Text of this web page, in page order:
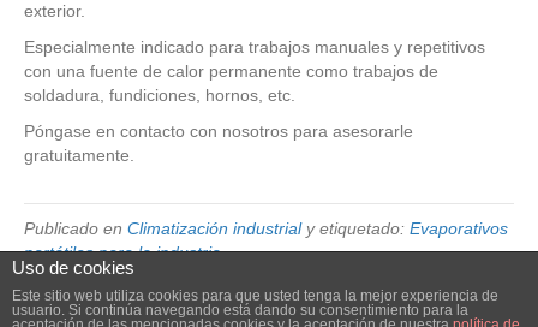
exterior.
Especialmente indicado para trabajos manuales y repetitivos
con una fuente de calor permanente como trabajos de
soldadura, fundiciones, hornos, etc.
Póngase en contacto con nosotros para asesorarle
gratuitamente.
Publicado en Climatización industrialy etiquetado: Evaporativos
portátiles para la industria
© 2026 Elube. Aspiración y Filtración Industrial. |Powered byBeaver
Uso de cookies
Este sitio web utiliza cookies para que usted tenga la mejor experiencia de
usuario. Si continúa navegando está dando su consentimiento para la